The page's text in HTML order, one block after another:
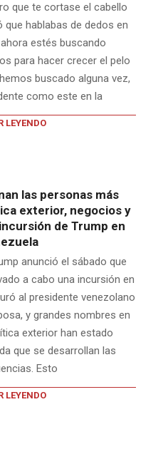
que te cortase el cabello
hablabas de dedos en
estés buscando
para hacer crecer el pelo
buscado alguna vez,
como este en la
LEYENDO
las personas más
exterior, negocios y
de Trump en
anunció el sábado que
a cabo una incursión en
al presidente venezolano
y grandes nombres en
exterior han estado
que se desarrollan las
Esto
LEYENDO